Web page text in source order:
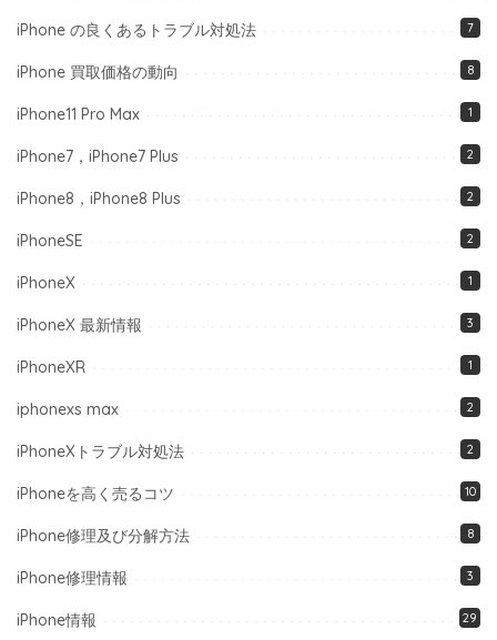
iPhone の良くあるトラブル対処法 7
iPhone 買取価格の動向 8
iPhone11 Pro Max 1
iPhone7，iPhone7 Plus 2
iPhone8，iPhone8 Plus 2
iPhoneSE 2
iPhoneX 1
iPhoneX 最新情報 3
iPhoneXR 1
iphonexs max 2
iPhoneXトラブル対処法 2
iPhoneを高く売るコツ 10
iPhone修理及び分解方法 8
iPhone修理情報 3
iPhone情報 29